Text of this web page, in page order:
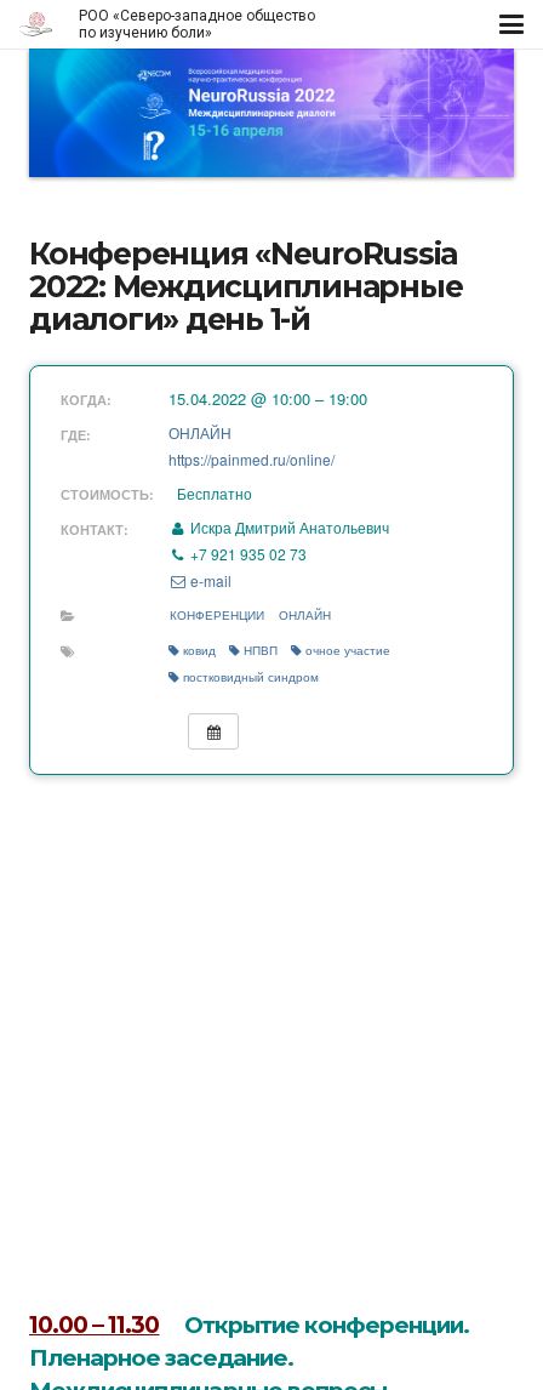
РОО «Северо-западное общество
по изучению боли»
Конференция «NeuroRussia
2022: Междисциплинарные
диалоги» день 1-й
КОГДА: 15.04.2022 @ 10:00 – 19:00
ГДЕ:
ОНЛАЙН
https://painmed.ru/online/
СТОИМОСТЬ: Бесплатно
КОНТАКТ:
Искра Дмитрий Анатольевич
+7 921 935 02 73
e-mail
КОНФЕРЕНЦИИ ОНЛАЙН
ковид НПВП
очное участие
постковидный синдром
10.00 – 11.30
Открытие конференции.
Пленарное заседание.